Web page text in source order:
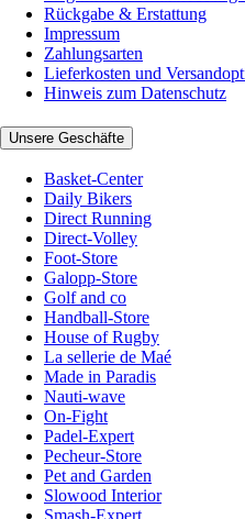
Rückgabe & Erstattung
Impressum
Zahlungsarten
Lieferkosten und
Hinweis zum Datenschutz
Unsere Geschäfte
Basket-Center
Daily Bikers
Direct Running
Direct-Volley
Foot-Store
Galopp-Store
Golf and co
Handball-Store
House of Rugby
La sellerie de Maé
Made in Paradis
Nauti-wave
On-Fight
Padel-Expert
Pecheur-Store
Pet and Garden
Slowood Interior